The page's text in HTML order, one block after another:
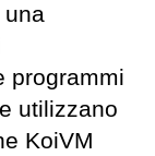
una
programmi
utilizzano
KoiVM